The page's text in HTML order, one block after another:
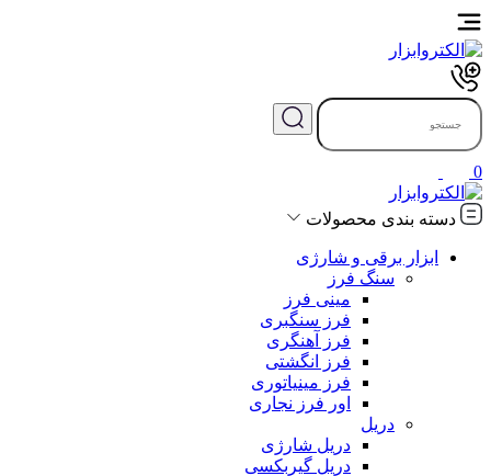
0
دسته بندی محصولات
ابزار برقی و شارژی
سنگ فرز
مینی فرز
فرز سنگبری
فرز آهنگری
فرز انگشتی
فرز مینیاتوری
اور فرز نجاری
دریل
دریل شارژی
دریل گیربکسی